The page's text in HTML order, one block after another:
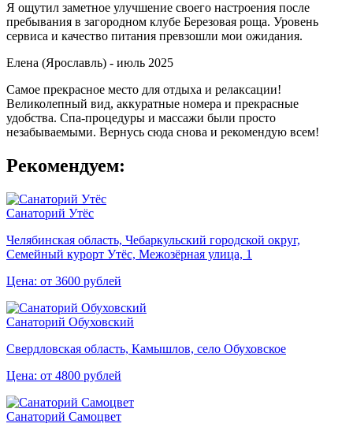
Я ощутил заметное улучшение своего настроения после
пребывания в загородном клубе Березовая роща. Уровень
сервиса и качество питания превзошли мои ожидания.
Елена (Ярославль) - июль 2025
Самое прекрасное место для отдыха и релаксации!
Великолепный вид, аккуратные номера и прекрасные
удобства. Спа-процедуры и массажи были просто
незабываемыми. Вернусь сюда снова и рекомендую всем!
Рекомендуем:
Санаторий Утёс
Челябинская область, Чебаркульский городской округ,
Семейный курорт Утёс, Межозёрная улица, 1
Цена: от 3600 рублей
Санаторий Обуховский
Свердловская область, Камышлов, село Обуховское
Цена: от 4800 рублей
Санаторий Самоцвет